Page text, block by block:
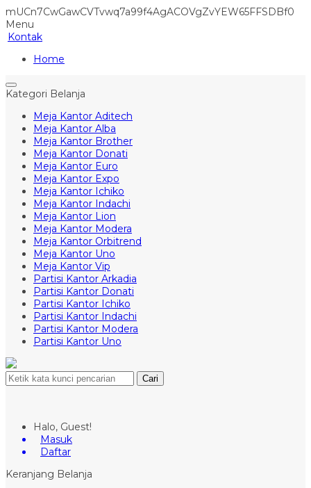
mUCn7CwGawCVTvwq7a99f4AgACOVgZvYEW65FFSDBf0
Menu
Kontak
Home
Kategori Belanja
Meja Kantor Aditech
Meja Kantor Alba
Meja Kantor Brother
Meja Kantor Donati
Meja Kantor Euro
Meja Kantor Expo
Meja Kantor Ichiko
Meja Kantor Indachi
Meja Kantor Lion
Meja Kantor Modera
Meja Kantor Orbitrend
Meja Kantor Uno
Meja Kantor Vip
Partisi Kantor Arkadia
Partisi Kantor Donati
Partisi Kantor Ichiko
Partisi Kantor Indachi
Partisi Kantor Modera
Partisi Kantor Uno
Cari
Halo, Guest!
Masuk
Daftar
Keranjang Belanja